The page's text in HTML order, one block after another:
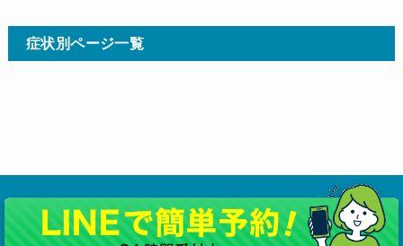
症状別ページ一覧